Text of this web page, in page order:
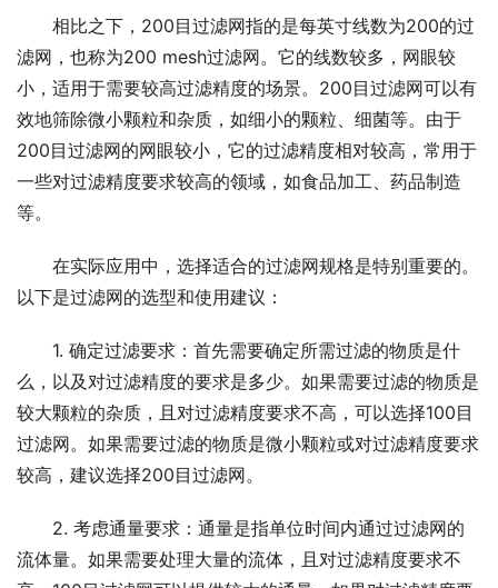
相比之下，200目过滤网指的是每英寸线数为200的过
滤网，也称为200 mesh过滤网。它的线数较多，网眼较
小，适用于需要较高过滤精度的场景。200目过滤网可以有
效地筛除微小颗粒和杂质，如细小的颗粒、细菌等。由于
200目过滤网的网眼较小，它的过滤精度相对较高，常用于
一些对过滤精度要求较高的领域，如食品加工、药品制造
等。
在实际应用中，选择适合的过滤网规格是特别重要的。
以下是过滤网的选型和使用建议：
1. 确定过滤要求：首先需要确定所需过滤的物质是什
么，以及对过滤精度的要求是多少。如果需要过滤的物质是
较大颗粒的杂质，且对过滤精度要求不高，可以选择100目
过滤网。如果需要过滤的物质是微小颗粒或对过滤精度要求
较高，建议选择200目过滤网。
2. 考虑通量要求：通量是指单位时间内通过过滤网的
流体量。如果需要处理大量的流体，且对过滤精度要求不